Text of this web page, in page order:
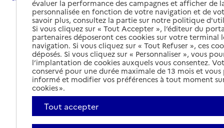
évaluer la performance des campagnes et afficher de
personnalisée en fonction de votre navigation et de
savoir plus, consultez la partie sur notre politique
Si vous cliquez sur « Tout Accepter », l’éditeur du
partenaires déposeront ces cookies sur votre terminal
navigation. Si vous cliquez sur « Tout Refuser », ces
déposés. Si vous cliquez sur « Personnaliser », vous
l’implantation de cookies auxquels vous consentez.
conservé pour une durée maximale de 13 mois et
informé et modifier vos préférences à tout moment
cookies ».
Tout accepter